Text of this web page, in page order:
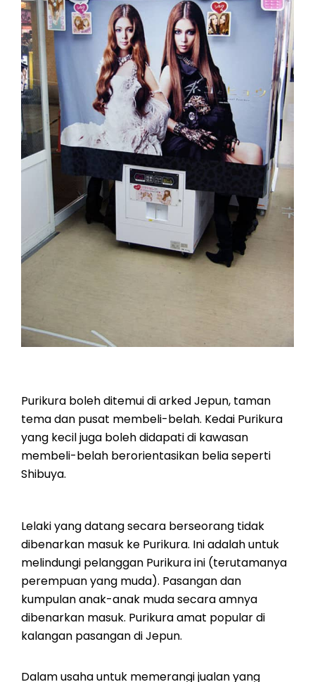
Purikura boleh ditemui di arked Jepun, taman
tema dan pusat membeli-belah. Kedai Purikura
yang kecil juga boleh didapati di kawasan
membeli-belah berorientasikan belia seperti
Shibuya.
Lelaki yang datang secara berseorang tidak
dibenarkan masuk ke Purikura. Ini adalah untuk
melindungi pelanggan Purikura ini (terutamanya
perempuan yang muda). Pasangan dan
kumpulan anak-anak muda secara amnya
dibenarkan masuk. Purikura amat popular di
kalangan pasangan di Jepun.
Dalam usaha untuk memerangi jualan yang